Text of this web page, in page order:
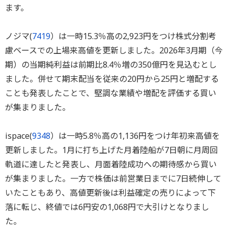
ます。
ノジマ(7419）は一時15.3％高の2,923円をつけ株式分割考
慮ベースでの上場来高値を更新しました。2026年3月期（今
期）の当期純利益は前期比8.4％増の350億円を見込むとし
ました。併せて期末配当を従来の20円から25円と増配する
ことも発表したことで、堅調な業績や増配を評価する買い
が集まりました。
ispace(9348）は一時5.8％高の1,136円をつけ年初来高値を
更新しました。1月に打ち上げた月着陸船が7日朝に月周回
軌道に達したと発表し、月面着陸成功への期待感から買い
が集まりました。一方で株価は前営業日までに7日続伸して
いたこともあり、高値更新後は利益確定の売りによって下
落に転じ、終値では6円安の1,068円で大引けとなりまし
た。